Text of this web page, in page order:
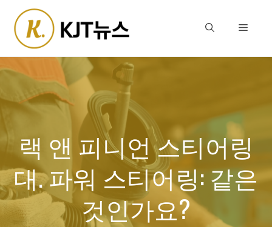
content
Menu
랙 앤 피니언 스티어링
대. 파워 스티어링: 같은
것인가요?